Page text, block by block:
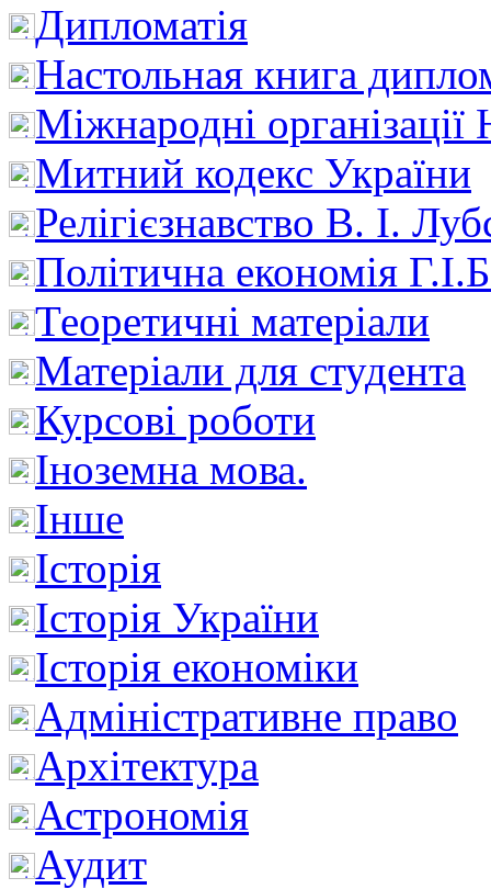
Дипломатія
Настольная книга
Міжнародні
Митний кодекс України
Релігієзнавство В. І.
Політична економія
Теоретичні матеріали
Матеріали для студента
Курсові роботи
Іноземна мова.
Інше
Історія
Історія України
Історія економіки
Адміністративне право
Архітектура
Астрономія
Аудит